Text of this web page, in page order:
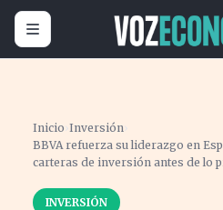
Inicio ›Inversión›
BBVA refuerza su liderazgo en
carteras de inversión antes de lo
INVERSIÓN